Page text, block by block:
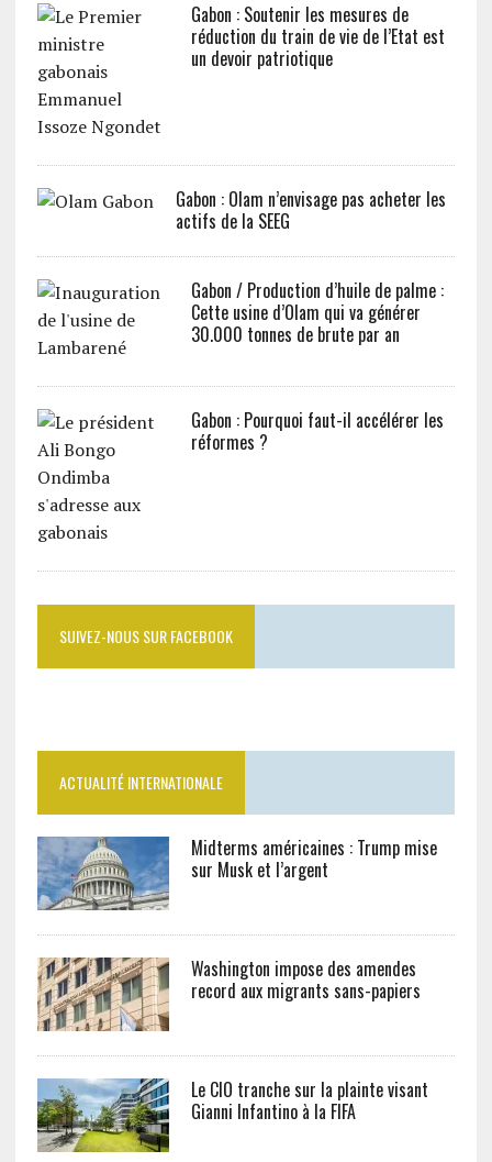
Gabon : Soutenir les mesures de
réduction du train de vie de l’Etat est
un devoir patriotique
Gabon : Olam n’envisage pas acheter les
actifs de la SEEG
Gabon / Production d’huile de palme :
Cette usine d’Olam qui va générer
30.000 tonnes de brute par an
Gabon : Pourquoi faut-il accélérer les
réformes ?
SUIVEZ-NOUS SUR FACEBOOK
ACTUALITÉ INTERNATIONALE
Midterms américaines : Trump mise
sur Musk et l’argent
Washington impose des amendes
record aux migrants sans-papiers
Le CIO tranche sur la plainte visant
Gianni Infantino à la FIFA